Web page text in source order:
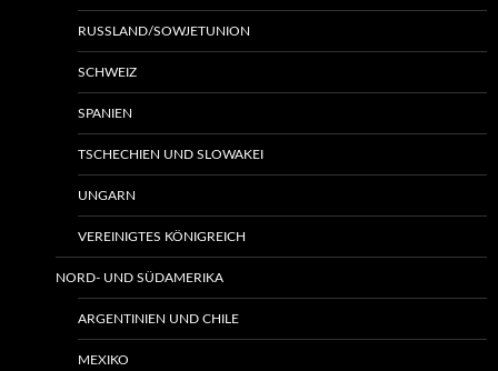
RUSSLAND/SOWJETUNION
SCHWEIZ
SPANIEN
TSCHECHIEN UND SLOWAKEI
UNGARN
VEREINIGTES KÖNIGREICH
NORD- UND SÜDAMERIKA
ARGENTINIEN UND CHILE
MEXIKO